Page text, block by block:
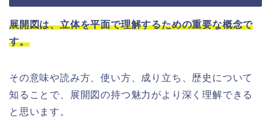
展開図は、立体を平面で理解するための重要な概念で
す。
その意味や読み方、使い方、成り立ち、歴史について
知ることで、展開図の持つ魅力がより深く理解できる
と思います。